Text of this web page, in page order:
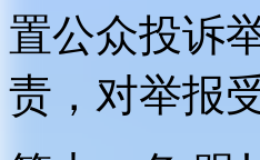
置公众投诉
责，对举报